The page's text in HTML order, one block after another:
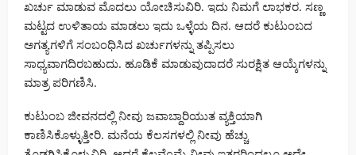
ಖರ್ಚು ಮಾಡುವ ಮೊದಲು ಯೋಚಿಸುವಿರಿ. ಇದು ನಿಮಗೆ ಲಾಭಕರ. ಸಣ್ಣ
ಮಟ್ಟದ ಉಳಿತಾಯ ಮಾಡಲು ಇದು ಒಳ್ಳೆಯ ದಿನ. ಆದರೆ ಕುಟುಂಬದ
ಅಗತ್ಯಗಳಿಗೆ ಸಂಬಂಧಿಸಿದ ಖರ್ಚುಗಳನ್ನು ತಪ್ಪಿಸಲು
ಸಾಧ್ಯವಾಗದಿರಬಹುದು. ಹೂಡಿಕೆ ಮಾಡುವುದಾದರೆ ಸುರಕ್ಷಿತ ಆಯ್ಕೆಗಳನ್ನು
ಮಾತ್ರ ಪರಿಗಣಿಸಿ.
ಕುಟುಂಬ ಜೀವನದಲ್ಲಿ ನೀವು ಜವಾಬ್ದಾರಿಯುತ ವ್ಯಕ್ತಿಯಾಗಿ
ಕಾಣಿಸಿಕೊಳ್ಳುತ್ತೀರಿ. ಮನೆಯ ಕೆಲಸಗಳಲ್ಲಿ ನೀವು ಹೆಚ್ಚು